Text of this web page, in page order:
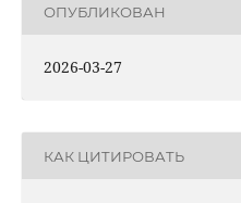
ОПУБЛИКОВАН
2026-03-27
КАК ЦИТИРОВАТЬ